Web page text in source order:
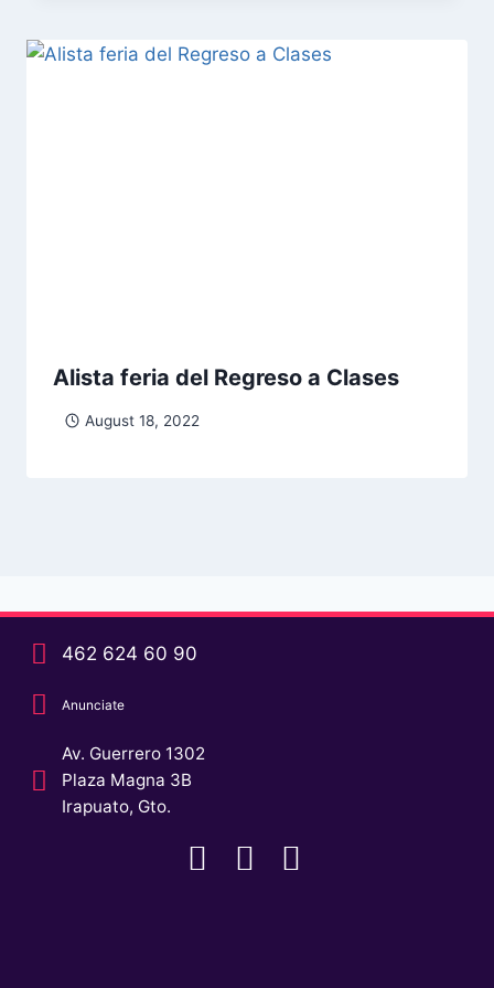
Alista feria del Regreso a Clases
August 18, 2022
462 624 60 90
Anunciate
Av. Guerrero 1302
Plaza Magna 3B
Irapuato, Gto.